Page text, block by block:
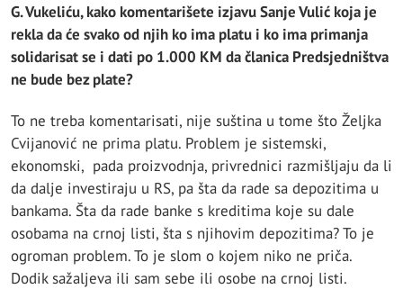
G. Vukeliću, kako komentarišete izjavu Sanje Vulić koja je
rekla da će svako od njih ko ima platu i ko ima primanja
solidarisat se i dati po 1.000 KM da članica Predsjedništva
ne bude bez plate?
To ne treba komentarisati, nije suština u tome što Željka
Cvijanović ne prima platu. Problem je sistemski,
ekonomski, pada proizvodnja, privrednici razmišljaju da li
da dalje investiraju u RS, pa šta da rade sa depozitima u
bankama. Šta da rade banke s kreditima koje su dale
osobama na crnoj listi, šta s njihovim depozitima? To je
ogroman problem. To je slom o kojem niko ne priča.
Dodik sažaljeva ili sam sebe ili osobe na crnoj listi.